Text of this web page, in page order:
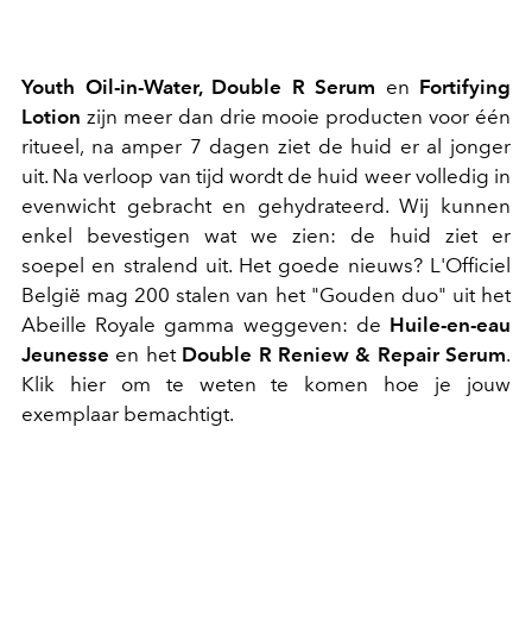
Youth Oil-in-Water, Double R Serum en Fortifying
Lotion zijn meer dan drie mooie producten voor één
ritueel, na amper 7 dagen ziet de huid er al jonger
uit. Na verloop van tijd wordt de huid weer volledig in
evenwicht gebracht en gehydrateerd. Wij kunnen
enkel bevestigen wat we zien: de huid ziet er
soepel en stralend uit. Het goede nieuws? L'Officiel
België mag 200 stalen van het "Gouden duo" uit het
Abeille Royale gamma weggeven: de Huile-en-eau
Jeunesse en het Double R Reniew & Repair Serum.
Klik hier om te weten te komen hoe je jouw
exemplaar bemachtigt.